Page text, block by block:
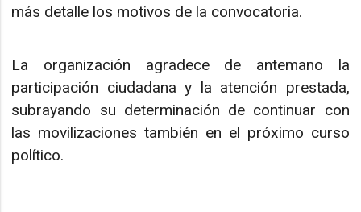
más detalle los motivos de la convocatoria.
La organización agradece de antemano la
participación ciudadana y la atención prestada,
subrayando su determinación de continuar con
las movilizaciones también en el próximo curso
político.